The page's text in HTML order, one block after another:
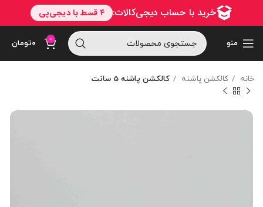
منو 0 ۰تومان
خانه کالکشن پاشنه کالکشن پاشنه 5 سانت